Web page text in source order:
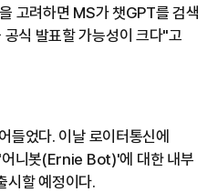
고려하면 MS가 챗GPT를 검색
식 발표할 가능성이 크다"고
들었다. 이날 로이터통신에
어니봇(Ernie Bot)'에 대한 내부
시할 예정이다.